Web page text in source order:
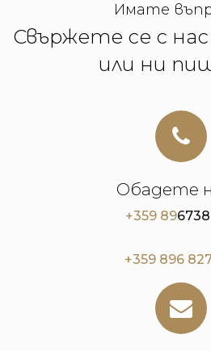
Имате
Свържете се с
или ни
Обадете
+359 89
+359 896